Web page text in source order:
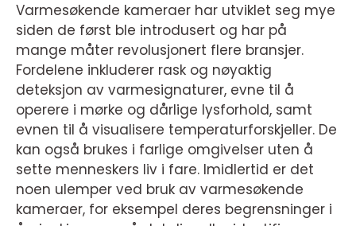
Varmesøkende kameraer har utviklet seg mye
siden de først ble introdusert og har på
mange måter revolusjonert flere bransjer.
Fordelene inkluderer rask og nøyaktig
deteksjon av varmesignaturer, evne til å
operere i mørke og dårlige lysforhold, samt
evnen til å visualisere temperaturforskjeller. De
kan også brukes i farlige omgivelser uten å
sette menneskers liv i fare. Imidlertid er det
noen ulemper ved bruk av varmesøkende
kameraer, for eksempel deres begrensninger i